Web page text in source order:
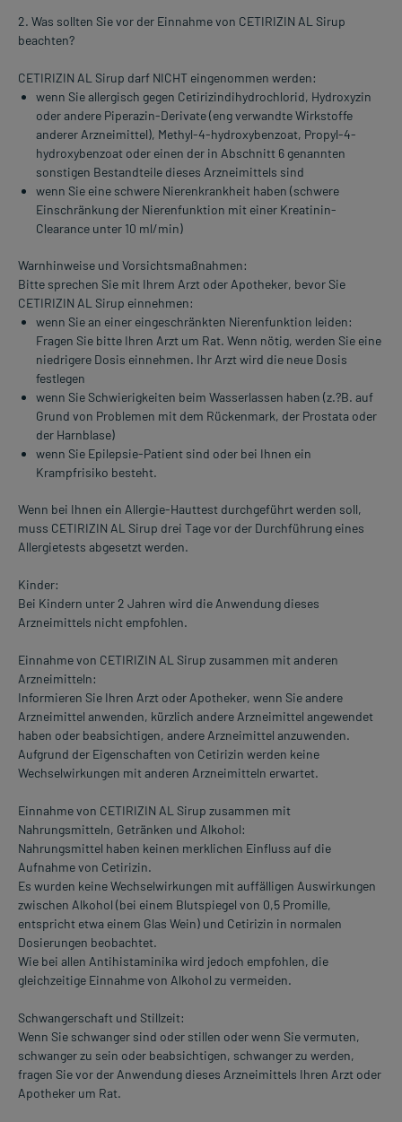
2. Was sollten Sie vor der Einnahme von CETIRIZIN AL Sirup
beachten?
CETIRIZIN AL Sirup darf NICHT eingenommen werden:
wenn Sie allergisch gegen Cetirizindihydrochlorid, Hydroxyzin
oder andere Piperazin-Derivate (eng verwandte Wirkstoffe
anderer Arzneimittel), Methyl-4-hydroxybenzoat, Propyl-4-
hydroxybenzoat oder einen der in Abschnitt 6 genannten
sonstigen Bestandteile dieses Arzneimittels sind
wenn Sie eine schwere Nierenkrankheit haben (schwere
Einschränkung der Nierenfunktion mit einer Kreatinin-
Clearance unter 10 ml/min)
Warnhinweise und Vorsichtsmaßnahmen:
Bitte sprechen Sie mit Ihrem Arzt oder Apotheker, bevor Sie
CETIRIZIN AL Sirup einnehmen:
wenn Sie an einer eingeschränkten Nierenfunktion leiden:
Fragen Sie bitte Ihren Arzt um Rat. Wenn nötig, werden Sie eine
niedrigere Dosis einnehmen. Ihr Arzt wird die neue Dosis
festlegen
wenn Sie Schwierigkeiten beim Wasserlassen haben (z.?B. auf
Grund von Problemen mit dem Rückenmark, der Prostata oder
der Harnblase)
wenn Sie Epilepsie-Patient sind oder bei Ihnen ein
Krampfrisiko besteht.
Wenn bei Ihnen ein Allergie-Hauttest durchgeführt werden soll,
muss CETIRIZIN AL Sirup drei Tage vor der Durchführung eines
Allergietests abgesetzt werden.
Kinder:
Bei Kindern unter 2 Jahren wird die Anwendung dieses
Arzneimittels nicht empfohlen.
Einnahme von CETIRIZIN AL Sirup zusammen mit anderen
Arzneimitteln:
Informieren Sie Ihren Arzt oder Apotheker, wenn Sie andere
Arzneimittel anwenden, kürzlich andere Arzneimittel angewendet
haben oder beabsichtigen, andere Arzneimittel anzuwenden.
Aufgrund der Eigenschaften von Cetirizin werden keine
Wechselwirkungen mit anderen Arzneimitteln erwartet.
Einnahme von CETIRIZIN AL Sirup zusammen mit
Nahrungsmitteln, Getränken und Alkohol:
Nahrungsmittel haben keinen merklichen Einfluss auf die
Aufnahme von Cetirizin.
Es wurden keine Wechselwirkungen mit auffälligen Auswirkungen
zwischen Alkohol (bei einem Blutspiegel von 0,5 Promille,
entspricht etwa einem Glas Wein) und Cetirizin in normalen
Dosierungen beobachtet.
Wie bei allen Antihistaminika wird jedoch empfohlen, die
gleichzeitige Einnahme von Alkohol zu vermeiden.
Schwangerschaft und Stillzeit:
Wenn Sie schwanger sind oder stillen oder wenn Sie vermuten,
schwanger zu sein oder beabsichtigen, schwanger zu werden,
fragen Sie vor der Anwendung dieses Arzneimittels Ihren Arzt oder
Apotheker um Rat.